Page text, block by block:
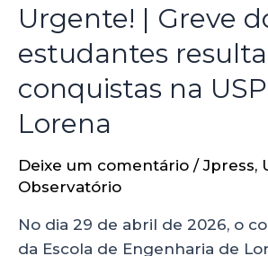
Urgente! | Greve
estudantes
conquistas na
Lorena
Deixe um comentário /Jpress,
Observatório
No dia 29 de abril de 2026, o
da Escola de Engenharia de